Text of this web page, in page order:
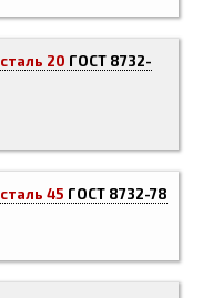
сталь 20 ГОСТ 8732-
сталь 45 ГОСТ 8732-78